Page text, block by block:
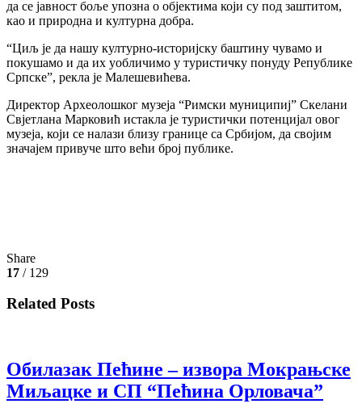
да се јавност боље упозна о објектима који су под заштитом,
као и природна и културна добра.
“Циљ је да нашу културно-историјску баштину чувамо и
покушамо и да их уобличимо у туристичку понуду Републике
Српске”, рекла је Малешевићева.
Директор Археолошког музеја “Римски муниципиј” Скелани
Свјетлана Марковић истакла је туристички потенцијал овог
музеја, који се налази близу границе са Србијом, да својим
значајем привуче што већи број публике.
Share
17 / 129
Related Posts
Обилазак Пећине – извора Мокрањске
Миљацке и СП “Пећина Орловача”